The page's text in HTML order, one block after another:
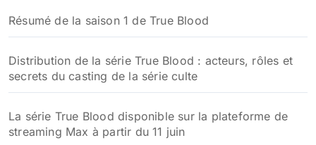
Résumé de la saison 1 de True Blood
Distribution de la série True Blood : acteurs, rôles et
secrets du casting de la série culte
La série True Blood disponible sur la plateforme de
streaming Max à partir du 11 juin